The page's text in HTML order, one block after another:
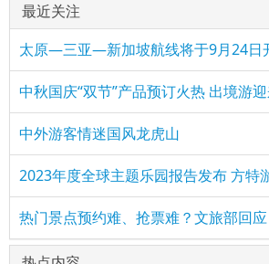
最近关注
太原—三亚—新加坡航线将于9月24日
中秋国庆“双节”产品预订火热 出境游
中外游客情迷国风龙虎山
2023年度全球主题乐园报告发布 方特
热门景点预约难、抢票难？文旅部回应